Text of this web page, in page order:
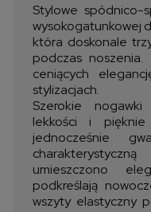
Stylowe spódnico-
wysokogatunkowej
która doskonale
podczas
ceniących
stylizacjach.
Szerokie
lekkości i
jednocześnie
umieszczono
podkreślają
wszyty elastyczny